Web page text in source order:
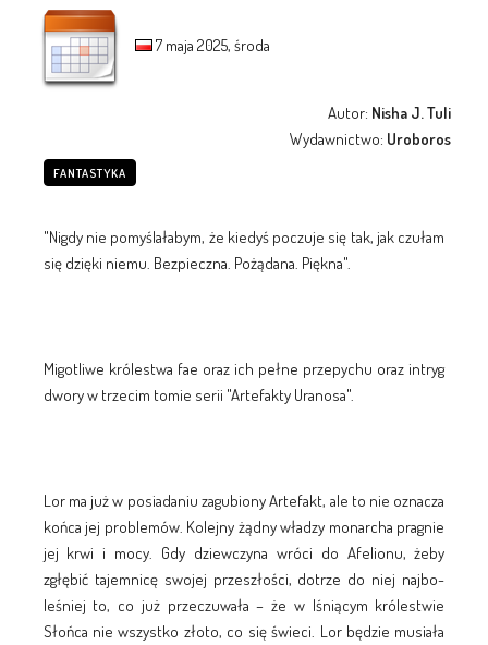
7 maja 2025, środa
Autor: Nisha J. Tuli
Wydawnictwo: Uroboros
FANTASTYKA
"Nigdy nie pomyślałabym, że kiedyś poczuje się tak, jak czułam
się dzięki niemu. Bezpieczna. Pożądana. Piękna".
Migotliwe królestwa fae oraz ich pełne przepychu oraz intryg
dwory w trzecim tomie serii "Artefakty Uranosa".
Lor ma już w posiadaniu zagubiony Artefakt, ale to nie oznacza
końca jej proble­mów. Kolejny żądny władzy monarcha pragnie
jej krwi i mocy. Gdy dziewczyna wróci do Afelionu, żeby
zgłębić tajemnicę swojej przeszłości, dotrze do niej najbo­
leśniej to, co już przeczuwała – że w lśniącym królestwie
Słońca nie wszystko złoto, co się świeci. Lor będzie musiała